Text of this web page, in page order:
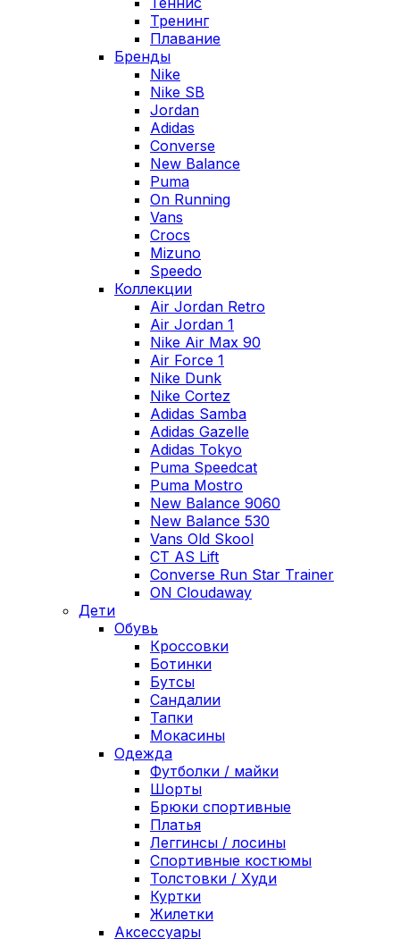
Тренинг
Плавание
Бренды
Nike
Nike SB
Jordan
Adidas
Converse
New Balance
Puma
On Running
Vans
Crocs
Mizuno
Speedo
Коллекции
Air Jordan Retro
Air Jordan 1
Nike Air Max 90
Air Force 1
Nike Dunk
Nike Cortez
Adidas Samba
Adidas Gazelle
Adidas Tokyo
Puma Speedcat
Puma Mostro
New Balance 9060
New Balance 530
Vans Old Skool
CT AS Lift
Converse Run Star Trainer
ON Cloudaway
Дети
Обувь
Кроссовки
Ботинки
Бутсы
Сандалии
Тапки
Мокасины
Одежда
Футболки / майки
Шорты
Брюки спортивные
Платья
Леггинсы / лосины
Спортивные костюмы
Толстовки / Худи
Куртки
Жилетки
Аксессуары